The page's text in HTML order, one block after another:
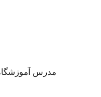
مدرس آموزشگاه